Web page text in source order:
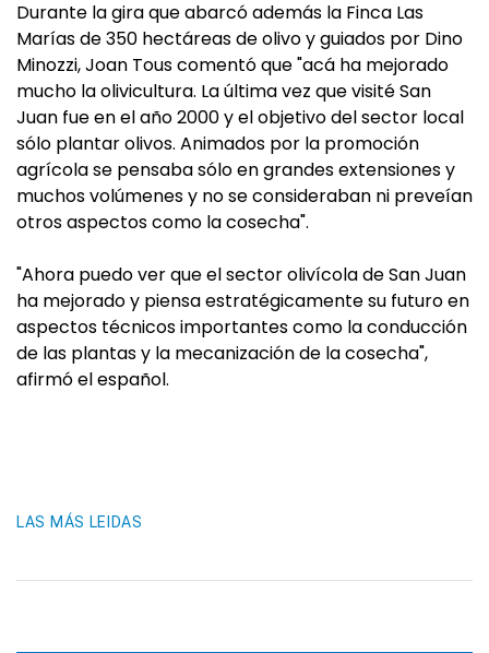
Durante la gira que abarcó además la Finca Las
Marías de 350 hectáreas de olivo y guiados por Dino
Minozzi, Joan Tous comentó que "acá ha mejorado
mucho la olivicultura. La última vez que visité San
Juan fue en el año 2000 y el objetivo del sector local
sólo plantar olivos. Animados por la promoción
agrícola se pensaba sólo en grandes extensiones y
muchos volúmenes y no se consideraban ni preveían
otros aspectos como la cosecha".
"Ahora puedo ver que el sector olivícola de San Juan
ha mejorado y piensa estratégicamente su futuro en
aspectos técnicos importantes como la conducción
de las plantas y la mecanización de la cosecha",
afirmó el español.
LAS MÁS LEIDAS